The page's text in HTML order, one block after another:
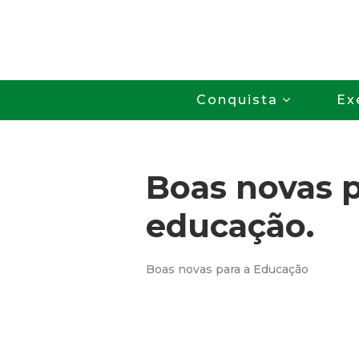
Conquista
Boas novas
educação.
Boas novas para a Educação